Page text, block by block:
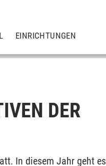
EINRICHTUNGEN
DER
In diesem Jahr geht es